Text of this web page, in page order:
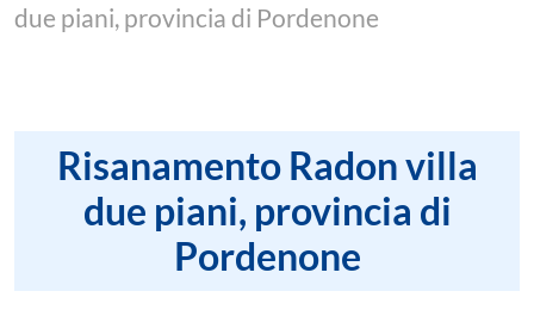
due piani, provincia di Pordenone
Risanamento Radon villa
due piani, provincia di
Pordenone